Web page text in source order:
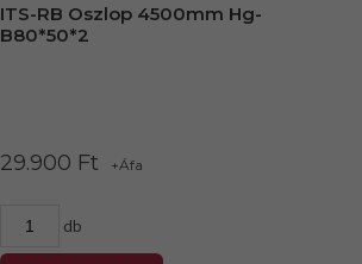
ITS-RB Oszlop 4500mm Hg-
B80*50*2
29.900 Ft +Áfa
db